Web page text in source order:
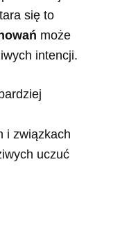
się to
może
intencji.
i związkach
uczuć